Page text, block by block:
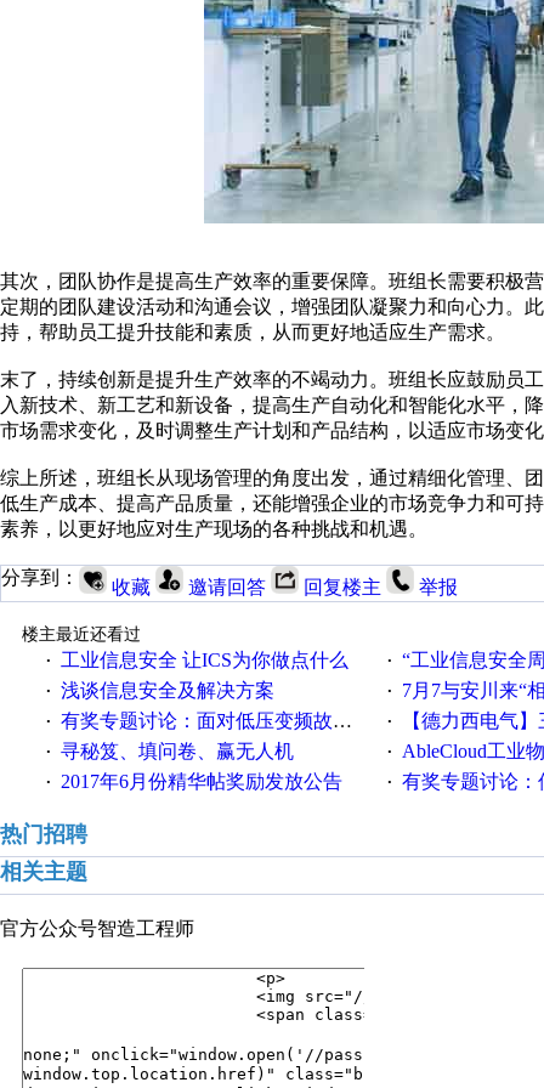
其次，团队协作是提高生产效率的重要保障。班组长需要积极
定期的团队建设活动和沟通会议，增强团队凝聚力和向心力。
持，帮助员工提升技能和素质，从而更好地适应生产需求。
末了，持续创新是提升生产效率的不竭动力。班组长应鼓励员
入新技术、新工艺和新设备，提高生产自动化和智能化水平，
市场需求变化，及时调整生产计划和产品结构，以适应市场变
综上所述，班组长从现场管理的角度出发，通过精细化管理、
低生产成本、提高产品质量，还能增强企业的市场竞争力和可
素养，以更好地应对生产现场的各种挑战和机遇。
分享到： 收藏 邀请回答 回复楼主 举报
楼主最近还看过
·
工业信息安全 让ICS为你做点什么 · “工业信息安全周之我见”
· 浅谈信息安全及解决方案 · 7月7与安川来“
· 有奖专题讨论：面对低压变频故障，老手是这样解决的！ · 【德力西电气】三
· 寻秘笈、填问卷、赢无人机 · AbleCloud工业物联
· 2017年6月份精华帖奖励发放公告 · 有奖专题讨论：伺服选择
热门招聘
相关主题
官方公众号智造工程师